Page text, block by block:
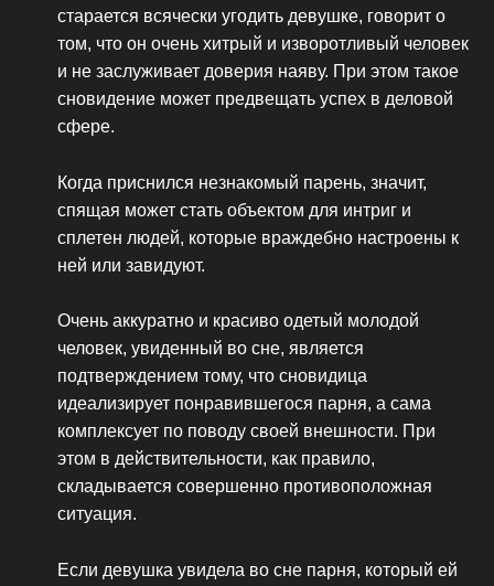
старается всячески угодить девушке, говорит о
том, что он очень хитрый и изворотливый человек
и не заслуживает доверия наяву. При этом такое
сновидение может предвещать успех в деловой
сфере.
Когда приснился незнакомый парень, значит,
спящая может стать объектом для интриг и
сплетен людей, которые враждебно настроены к
ней или завидуют.
Очень аккуратно и красиво одетый молодой
человек, увиденный во сне, является
подтверждением тому, что сновидица
идеализирует понравившегося парня, а сама
комплексует по поводу своей внешности. При
этом в действительности, как правило,
складывается совершенно противоположная
ситуация.
Если девушка увидела во сне парня, который ей